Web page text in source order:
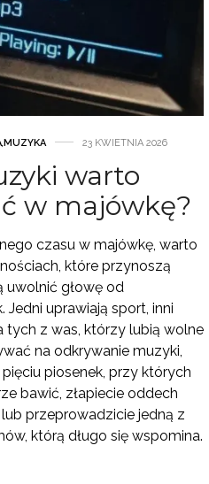
,MUZYKA 23 KWIETNIA 2026
warto
w majówkę?
czasu w majówkę, warto
które przynoszą
uwolnić głowę od
Jedni uprawiają sport, inni
tych z was, którzy lubią wolne
na odkrywanie muzyki,
piosenek, przy których
bawić, złapiecie oddech
przeprowadzicie jedną z
którą długo się wspomina.